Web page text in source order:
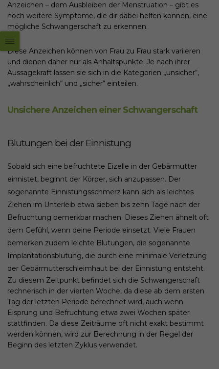
Anzeichen – dem Ausbleiben der Menstruation – gibt es
noch weitere Symptome, die dir dabei helfen können, eine
mögliche Schwangerschaft zu erkennen.
Diese Anzeichen können von Frau zu Frau stark variieren
und dienen daher nur als Anhaltspunkte. Je nach ihrer
Aussagekraft lassen sie sich in die Kategorien „unsicher“,
„wahrscheinlich“ und „sicher“ einteilen.
Unsichere Anzeichen einer Schwangerschaft
Blutungen bei der Einnistung
Sobald sich eine befruchtete Eizelle in der Gebärmutter
einnistet, beginnt der Körper, sich anzupassen. Der
sogenannte Einnistungsschmerz kann sich als leichtes
Ziehen im Unterleib etwa sieben bis zehn Tage nach der
Befruchtung bemerkbar machen. Dieses Ziehen ähnelt oft
dem Gefühl, wenn deine Periode einsetzt. Viele Frauen
bemerken zudem leichte Blutungen, die sogenannte
Implantationsblutung, die durch eine minimale Verletzung
der Gebärmutterschleimhaut bei der Einnistung entsteht.
Zu diesem Zeitpunkt befindet sich die Schwangerschaft
rechnerisch in der vierten Woche, da diese ab dem ersten
Tag der letzten Periode berechnet wird, auch wenn
Eisprung und Befruchtung etwa zwei Wochen später
stattfinden. Da diese Zeiträume oft nicht exakt bestimmt
werden können, wird zur Berechnung in der Regel der
Beginn des letzten Zyklus verwendet.